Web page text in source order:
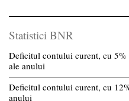
Statistici BNR
Deficitul contului curent, cu
ale anului
Deficitul contului curent, cu
anului